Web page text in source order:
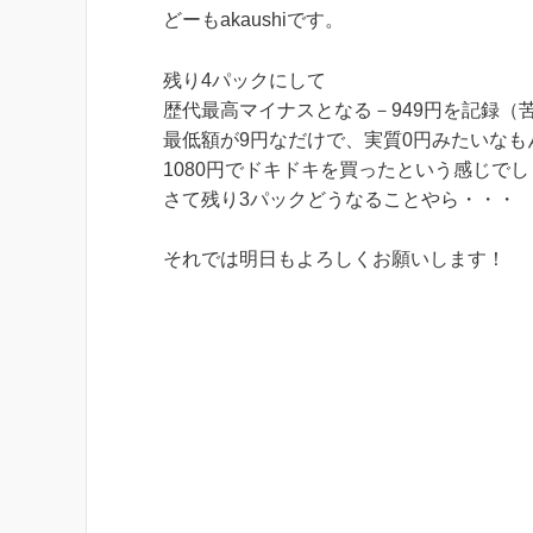
どーもakaushiです。
残り4パックにして
歴代最高マイナスとなる－949円を記録（苦
最低額が9円なだけで、実質0円みたいなも
1080円でドキドキを買ったという感じで
さて残り3パックどうなることやら・・・
それでは明日もよろしくお願いします！